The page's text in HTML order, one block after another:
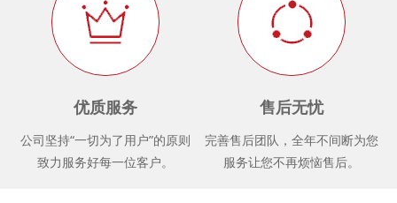
优质服务
公司坚持“一切为了用户”的原则
致力服务好每一位客户。
售后无忧
完善售后团队，全年不间断为您
服务让您不再烦恼售后。